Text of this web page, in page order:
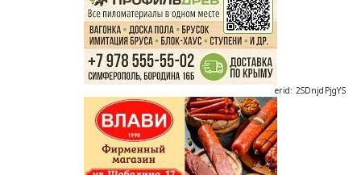
erid: 2SDnjdPjgYS
erid: 2SDnjdvhGXG